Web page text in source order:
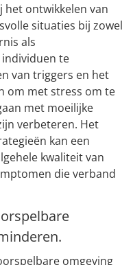
het ontwikkelen van
situaties bij zowel
als
te
van triggers en het
om met stress om te
met moeilijke
verbeteren. Het
kan een
kwaliteit van
die verband
omgeving